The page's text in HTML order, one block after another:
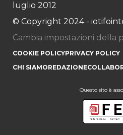
luglio 2012
© Copyright 2024 -
Cambia impostazioni della
COOKIE POLICYPRIVACY POLICY
CHI SIAMOREDAZIONE
Questo sito è